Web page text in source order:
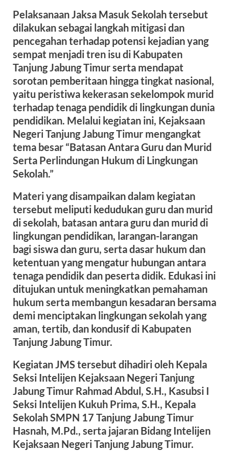
Pelaksanaan Jaksa Masuk Sekolah tersebut
dilakukan sebagai langkah mitigasi dan
pencegahan terhadap potensi kejadian yang
sempat menjadi tren isu di Kabupaten
Tanjung Jabung Timur serta mendapat
sorotan pemberitaan hingga tingkat nasional,
yaitu peristiwa kekerasan sekelompok murid
terhadap tenaga pendidik di lingkungan dunia
pendidikan. Melalui kegiatan ini, Kejaksaan
Negeri Tanjung Jabung Timur mengangkat
tema besar “Batasan Antara Guru dan Murid
Serta Perlindungan Hukum di Lingkungan
Sekolah.”
Materi yang disampaikan dalam kegiatan
tersebut meliputi kedudukan guru dan murid
di sekolah, batasan antara guru dan murid di
lingkungan pendidikan, larangan-larangan
bagi siswa dan guru, serta dasar hukum dan
ketentuan yang mengatur hubungan antara
tenaga pendidik dan peserta didik. Edukasi ini
ditujukan untuk meningkatkan pemahaman
hukum serta membangun kesadaran bersama
demi menciptakan lingkungan sekolah yang
aman, tertib, dan kondusif di Kabupaten
Tanjung Jabung Timur.
Kegiatan JMS tersebut dihadiri oleh Kepala
Seksi Intelijen Kejaksaan Negeri Tanjung
Jabung Timur Rahmad Abdul, S.H., Kasubsi I
Seksi Intelijen Kukuh Prima, S.H., Kepala
Sekolah SMPN 17 Tanjung Jabung Timur
Hasnah, M.Pd., serta jajaran Bidang Intelijen
Kejaksaan Negeri Tanjung Jabung Timur.